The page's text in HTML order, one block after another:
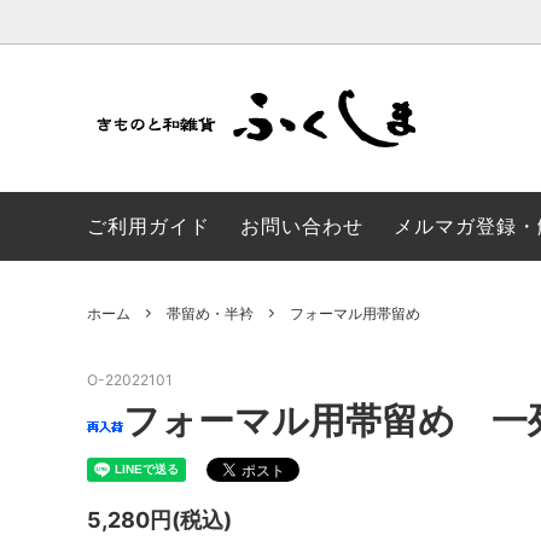
草履・足袋 和モダ
風呂敷
成人式 振袖 風呂敷
ご利用ガイド お問い合わせ メルマガ登録・
ホーム 帯留め・半衿 フォーマル用帯留め
O-22022101
フォーマル用帯留め 一
5,280円(税込)